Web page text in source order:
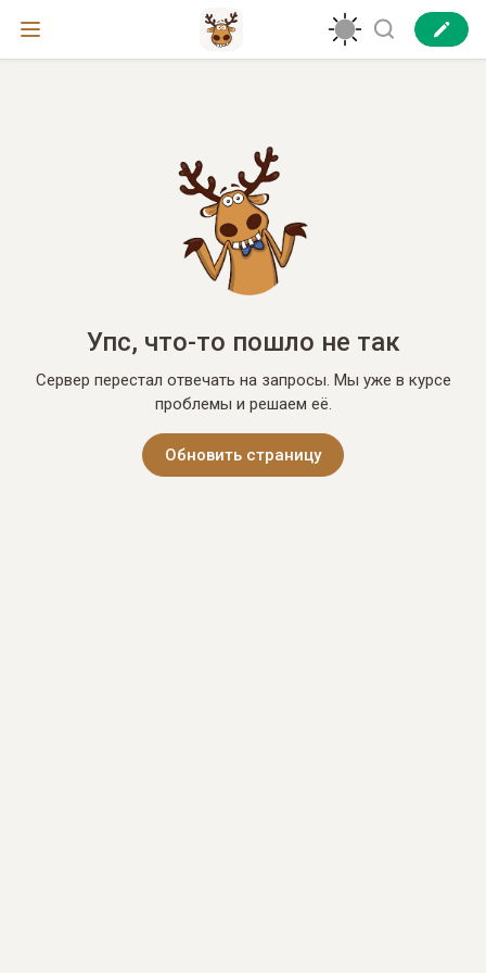
Упс, что-то пошло не так
Сервер перестал отвечать на запросы. Мы уже в курсе
проблемы и решаем её.
Обновить страницу